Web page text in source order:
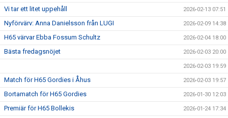
Vi tar ett litet uppehåll 2026-02-13 07:51
Nyförvärv: Anna Danielsson från LUGI 2026-02-09 14:38
H65 värvar Ebba Fossum Schultz 2026-02-04 18:00
Bästa fredagsnöjet 2026-02-03 20:00
2026-02-03 19:59
Match för H65 Gordies i Åhus 2026-02-03 19:57
Bortamatch för H65 Gordies 2026-01-30 12:03
Premiär för H65 Bollekis 2026-01-24 17:34